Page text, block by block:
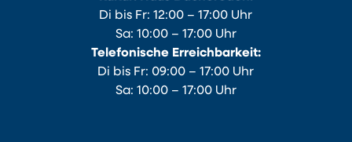
Di bis Fr: 12:00 – 17:00 Uhr
Sa: 10:00 – 17:00 Uhr
Telefonische Erreichbarkeit:
Di bis Fr: 09:00 – 17:00 Uhr
Sa: 10:00 – 17:00 Uhr